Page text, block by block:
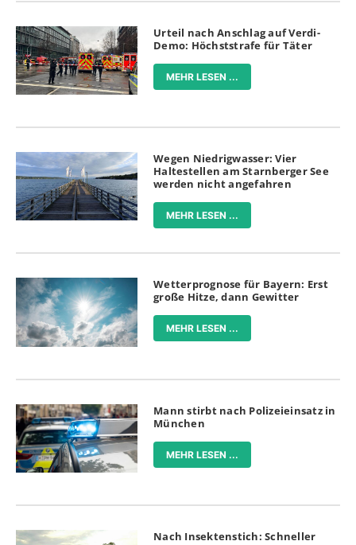
Urteil nach Anschlag auf Verdi-
Demo: Höchststrafe für Täter
MEHR LESEN ...
Wegen Niedrigwasser: Vier
Haltestellen am Starnberger See
werden nicht angefahren
MEHR LESEN ...
Wetterprognose für Bayern: Erst
große Hitze, dann Gewitter
MEHR LESEN ...
Mann stirbt nach Polizeieinsatz in
München
MEHR LESEN ...
Nach Insektenstich: Schneller